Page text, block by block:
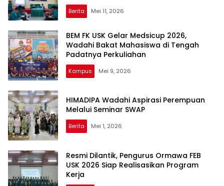
Berita Mei 11, 2026
BEM FK USK Gelar Medsicup 2026,
Wadahi Bakat Mahasiswa di Tengah
Padatnya Perkuliahan
Kampus Mei 9, 2026
HIMADIPA Wadahi Aspirasi Perempuan
Melalui Seminar SWAP
Berita Mei 1, 2026
Resmi Dilantik, Pengurus Ormawa FEB
USK 2026 Siap Realisasikan Program
Kerja